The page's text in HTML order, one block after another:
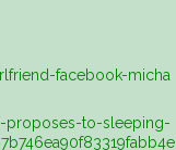
facebook-micha
proposes-to-sleeping-